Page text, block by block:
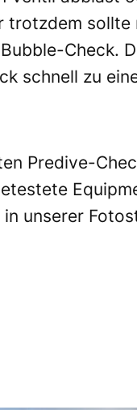
trotzdem sollte
Check.
schnell zu
Predive-
unserer